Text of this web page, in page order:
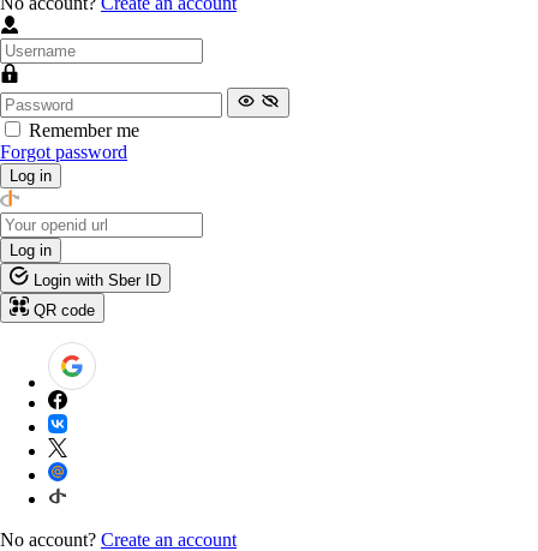
Remember me
Forgot password
Log in
Log in
Login with Sber ID
QR code
No account? Create an account